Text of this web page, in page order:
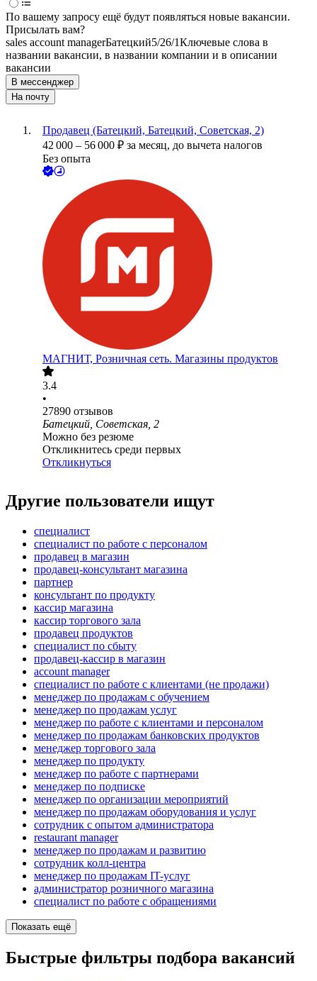
По вашему запросу ещё будут появляться новые вакансии.
Присылать вам?
sales account managerБатецкий5/26/1Ключевые слова в
названии вакансии, в названии компании и в описании
вакансии
В мессенджер
На почту
Продавец (Батецкий, Батецкий, Советская, 2)
42 000 – 56 000 ₽ за месяц, до вычета налогов
Без опыта
МАГНИТ, Розничная сеть. Магазины продуктов
3.4
•
27890 отзывов
Батецкий, Советская, 2
Можно без резюме
Откликнитесь среди первых
Откликнуться
Другие пользователи ищут
специалист
специалист по работе с персоналом
продавец в магазин
продавец-консультант магазина
партнер
консультант по продукту
кассир магазина
кассир торгового зала
продавец продуктов
специалист по сбыту
продавец-кассир в магазин
account manager
специалист по работе с клиентами (не продажи)
менеджер по продажам с обучением
менеджер по продажам услуг
менеджер по работе с клиентами и персоналом
менеджер по продажам банковских продуктов
менеджер торгового зала
менеджер по продукту
менеджер по работе с партнерами
менеджер по подписке
менеджер по организации мероприятий
менеджер по продажам оборудования и услуг
сотрудник с опытом администратора
restaurant manager
менеджер по продажам и развитию
сотрудник колл-центра
менеджер по продажам IT-услуг
администратор розничного магазина
специалист по работе с обращениями
Показать ещё
Быстрые фильтры подбора вакансий